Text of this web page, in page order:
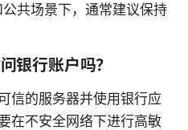
共场景下，通常建议保持
银行账户吗？
信的服务器并使用银行应
在不安全网络下进行高敏